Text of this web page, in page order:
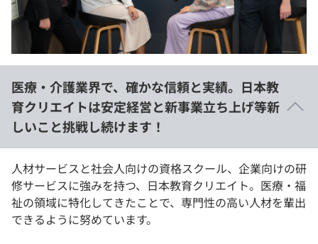
インタビュー
リファレンス
プラン
個人向けプラン
法人向けプラン
学校向けプラン
契約内容・クーポン
再チャレンジ結果一覧
paiza times
医療・介護業界で、確かな信頼と実績。日本教
育クリエイトは安定経営と新事業立ち上げ等新
しいこと挑戦し続けます！
人材サービスと社会人向けの資格スクール、企業向けの研
修サービスに強みを持つ、日本教育クリエイト。医療・福
祉の領域に特化してきたことで、専門性の高い人材を輩出
できるように努めています。